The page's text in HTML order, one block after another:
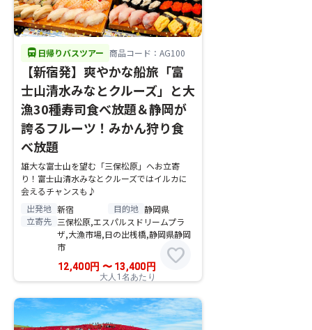
directions_bus 日帰りバスツアー 商品コード：AG100
【新宿発】爽やかな船旅「富
士山清水みなとクルーズ」と大
漁30種寿司食べ放題＆静岡が
誇るフルーツ！みかん狩り食
べ放題
雄大な富士山を望む「三保松原」へお立寄
り！富士山清水みなとクルーズではイルカに
会えるチャンスも♪
出発地 新宿 目的地 静岡県
立寄先 三保松原,エスパルスドリームプラ
ザ,大漁市場,日の出桟橋,静岡県静岡
市
12,400円 〜13,400 円
大人1名あたり
favorite